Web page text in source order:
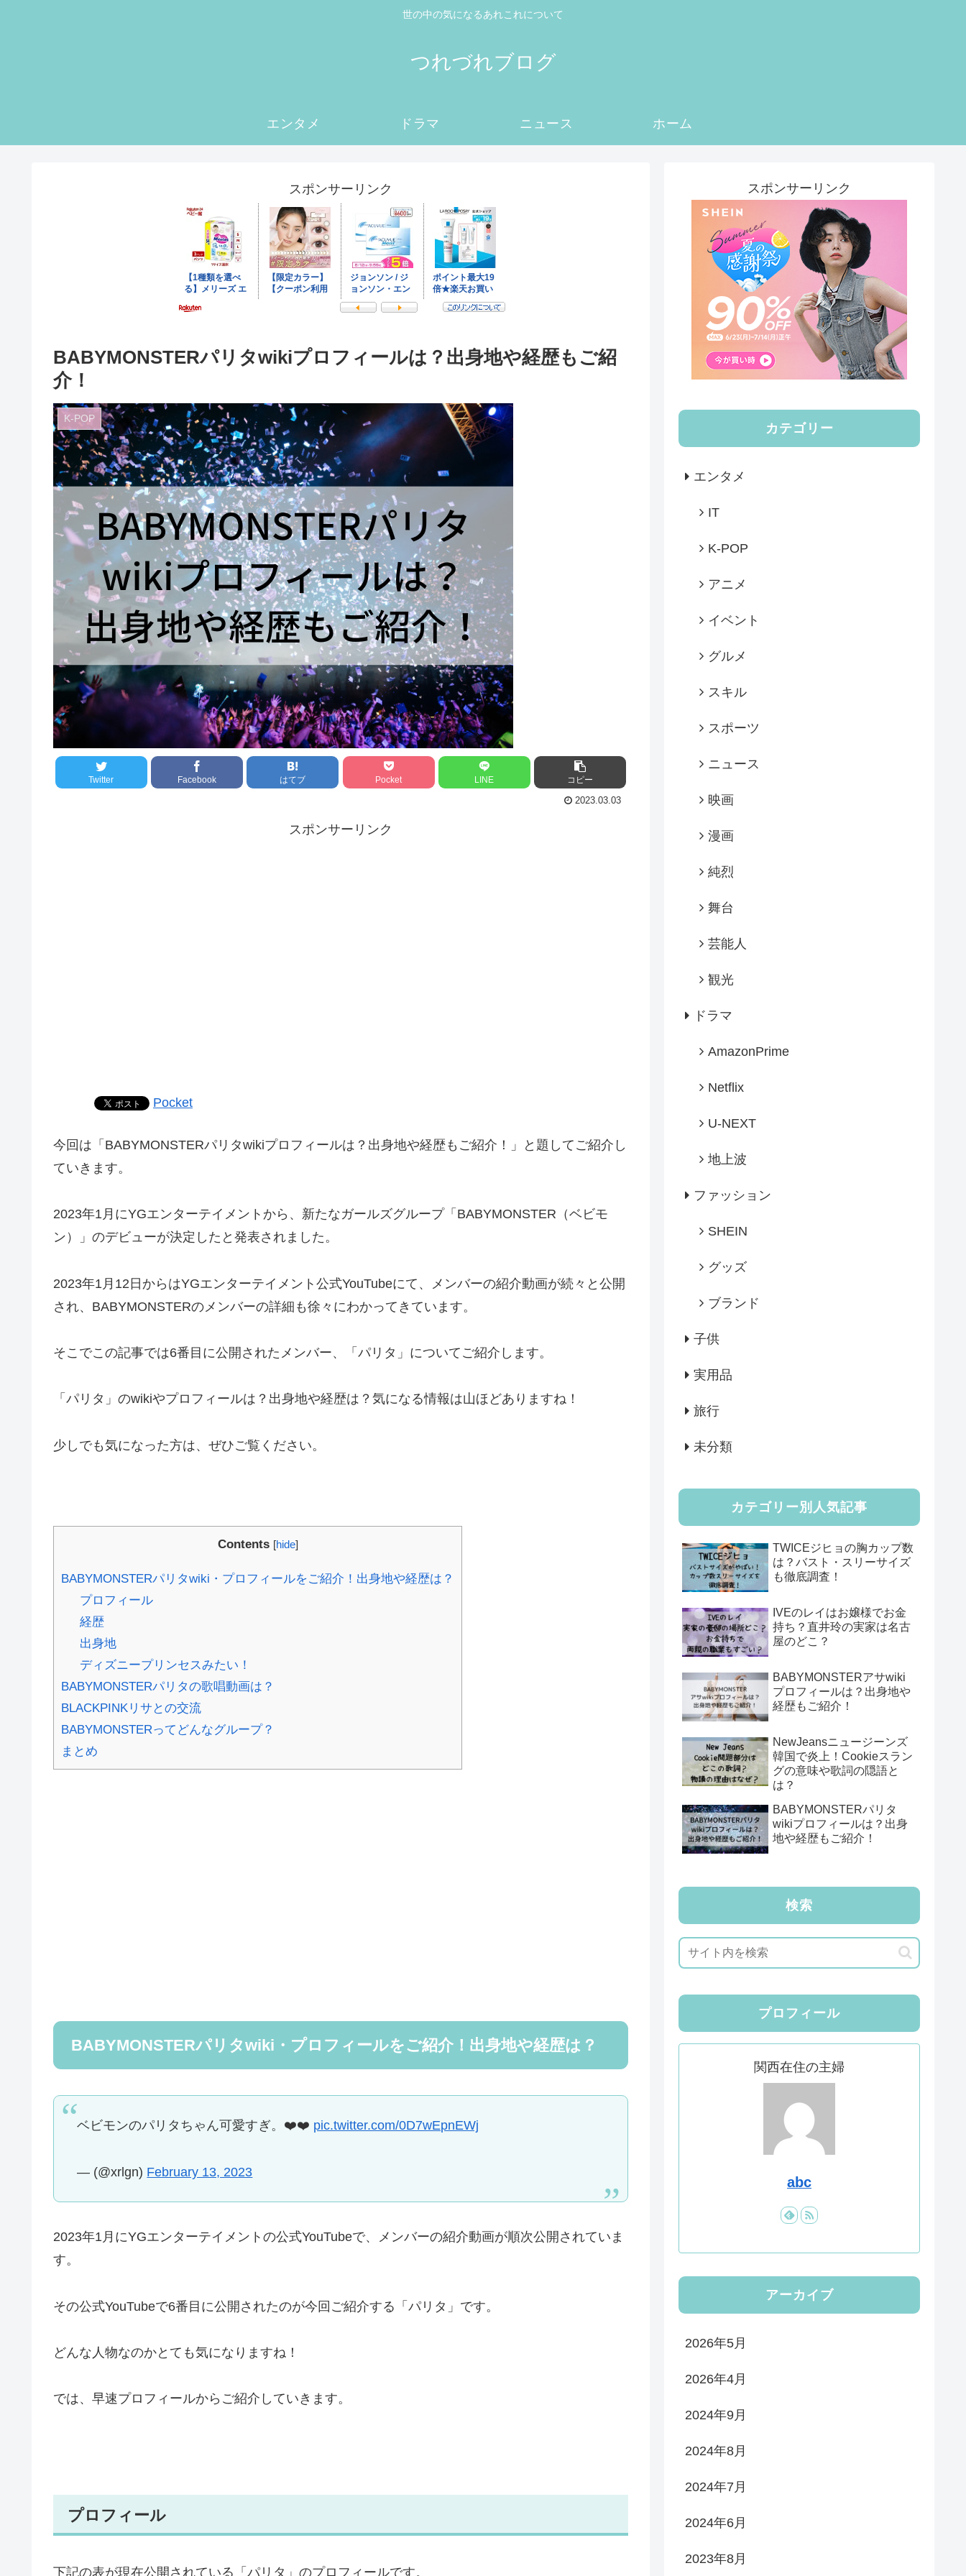
世の中の気になるあれこれについて
つれづれブログ
エンタメ ドラマ ニュース ホーム
スポンサーリンク
BABYMONSTERパリタwikiプロフィールは？出身地や経歴もご紹
介！
K-POP
Twitter Facebook はてブ Pocket LINE コピー
2023.03.03
スポンサーリンク
Pocket
今回は「BABYMONSTERパリタwikiプロフィールは？出身地や経歴もご紹介！」と題してご紹介し
ていきます。
2023年1月にYGエンターテイメントから、新たなガールズグループ「BABYMONSTER（ベビモ
ン）」のデビューが決定したと発表されました。
2023年1月12日からはYGエンターテイメント公式YouTubeにて、メンバーの紹介動画が続々と公開
され、BABYMONSTERのメンバーの詳細も徐々にわかってきています。
そこでこの記事では6番目に公開されたメンバー、「パリタ」についてご紹介します。
「パリタ」のwikiやプロフィールは？出身地や経歴は？気になる情報は山ほどありますね！
少しでも気になった方は、ぜひご覧ください。
Contents [hide]
BABYMONSTERパリタwiki・プロフィールをご紹介！出身地や経歴は？
プロフィール
経歴
出身地
ディズニープリンセスみたい！
BABYMONSTERパリタの歌唱動画は？
BLACKPINKリサとの交流
BABYMONSTERってどんなグループ？
まとめ
BABYMONSTERパリタwiki・プロフィールをご紹介！出身地や経歴は？
ベビモンのパリタちゃん可愛すぎ。❤️❤️ pic.twitter.com/0D7wEpnEWj
— (@xrlgn) February 13, 2023
2023年1月にYGエンターテイメントの公式YouTubeで、メンバーの紹介動画が順次公開されていま
す。
その公式YouTubeで6番目に公開されたのが今回ご紹介する「パリタ」です。
どんな人物なのかとても気になりますね！
では、早速プロフィールからご紹介していきます。
プロフィール
下記の表が現在公開されている「パリタ」のプロフィールです。
スポンサーリンク
カテゴリー
エンタメ
IT
K-POP
アニメ
イベント
グルメ
スキル
スポーツ
ニュース
映画
漫画
純烈
舞台
芸能人
観光
ドラマ
AmazonPrime
Netflix
U-NEXT
地上波
ファッション
SHEIN
グッズ
ブランド
子供
実用品
旅行
未分類
カテゴリー別人気記事
TWICEジヒョの胸カップ数
は？バスト・スリーサイズ
も徹底調査！
IVEのレイはお嬢様でお金
持ち？直井玲の実家は名古
屋のどこ？
BABYMONSTERアサwiki
プロフィールは？出身地や
経歴もご紹介！
NewJeansニュージーンズ
韓国で炎上！Cookieスラン
グの意味や歌詞の隠語と
は？
BABYMONSTERパリタ
wikiプロフィールは？出身
地や経歴もご紹介！
検索
プロフィール
関西在住の主婦
abc
アーカイブ
2026年5月
2026年4月
2024年9月
2024年8月
2024年7月
2024年6月
2023年8月